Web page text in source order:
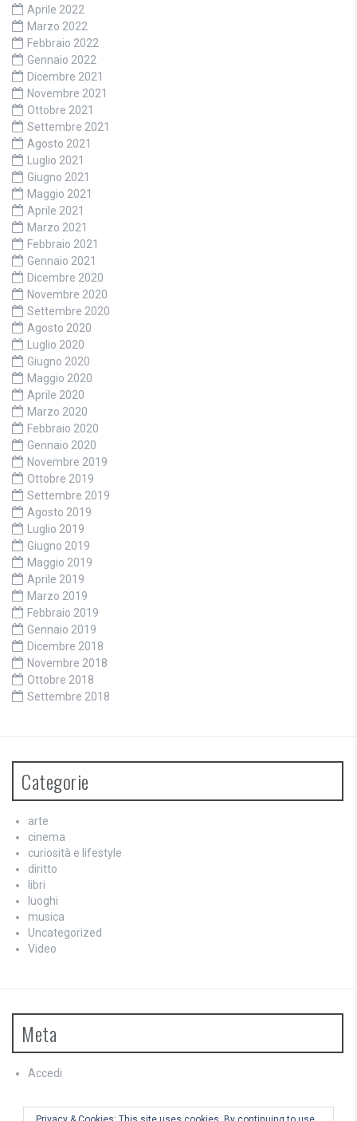
Aprile 2022
Marzo 2022
Febbraio 2022
Gennaio 2022
Dicembre 2021
Novembre 2021
Ottobre 2021
Settembre 2021
Agosto 2021
Luglio 2021
Giugno 2021
Maggio 2021
Aprile 2021
Marzo 2021
Febbraio 2021
Gennaio 2021
Dicembre 2020
Novembre 2020
Settembre 2020
Agosto 2020
Luglio 2020
Giugno 2020
Maggio 2020
Aprile 2020
Marzo 2020
Febbraio 2020
Gennaio 2020
Novembre 2019
Ottobre 2019
Settembre 2019
Agosto 2019
Luglio 2019
Giugno 2019
Maggio 2019
Aprile 2019
Marzo 2019
Febbraio 2019
Gennaio 2019
Dicembre 2018
Novembre 2018
Ottobre 2018
Settembre 2018
Categorie
arte
cinema
curiosità e lifestyle
diritto
libri
luoghi
musica
Uncategorized
Video
Meta
Accedi
Feed dei commenti